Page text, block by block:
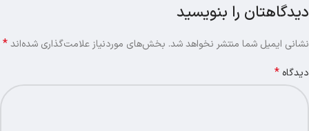
دیدگاهتان را بنویسید
نشانی ایمیل شما منتشر نخواهد شد. بخش‌های موردنیاز علامت‌گذاری شده‌اند*
دیدگاه *